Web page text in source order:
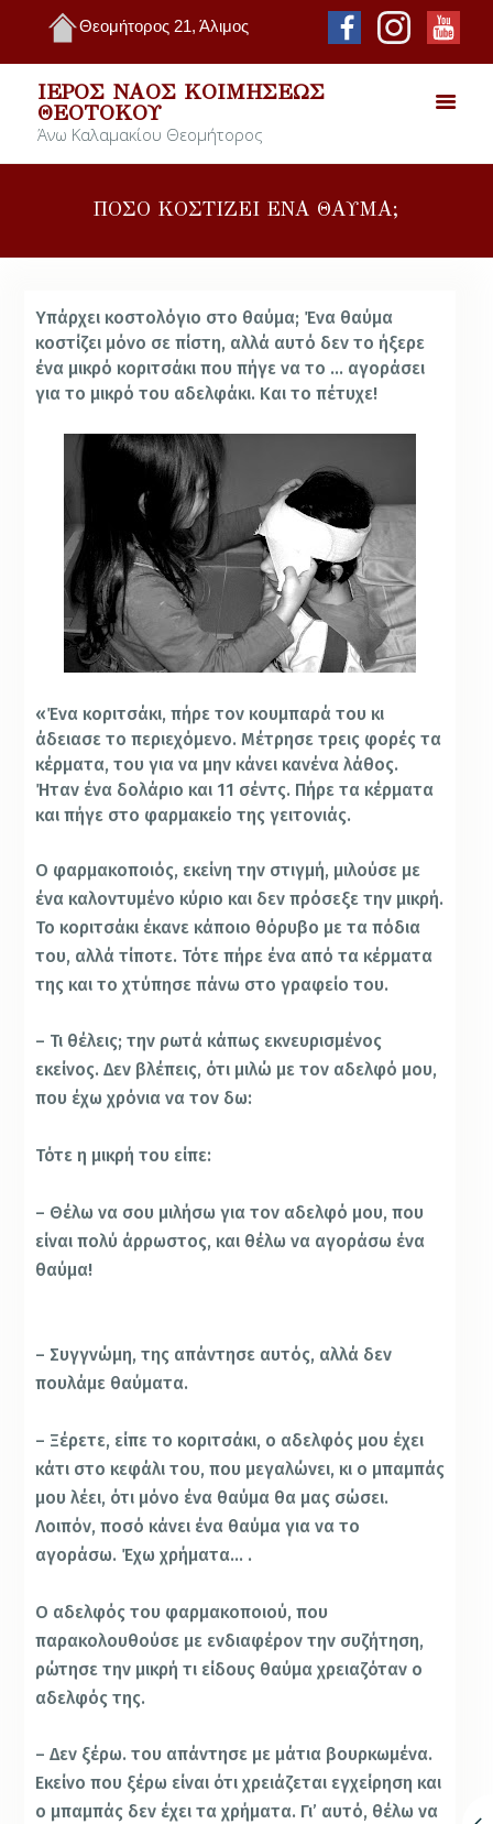
Θεομήτορος 21, Άλιμος
ΙΕΡΌΣ ΝΑΌΣ ΚΟΙΜΉΣΕΩΣ
ΘΕΟΤΌΚΟΥ
Άνω Καλαμακίου Θεομήτορος
ΠΟΣΟ ΚΟΣΤΙΖΕΙ ΕΝΑ ΘΑΥΜΑ;
Υπάρχει κοστολόγιο στο θαύμα; Ένα θαύμα
κοστίζει μόνο σε πίστη, αλλά αυτό δεν το ήξερε
ένα μικρό κοριτσάκι που πήγε να το … αγοράσει
για το μικρό του αδελφάκι. Και το πέτυχε!
«Ένα κοριτσάκι, πήρε τον κουμπαρά του κι
άδειασε το περιεχόμενο. Μέτρησε τρεις φορές τα
κέρματα, του για να μην κάνει κανένα λάθος.
Ήταν ένα δολάριο και 11 σέντς. Πήρε τα κέρματα
και πήγε στο φαρμακείο της γειτονιάς.
Ο φαρμακοποιός, εκείνη την στιγμή, μιλούσε με
ένα καλοντυμένο κύριο και δεν πρόσεξε την μικρή.
Το κοριτσάκι έκανε κάποιο θόρυβο με τα πόδια
του, αλλά τίποτε. Τότε πήρε ένα από τα κέρματα
της και το χτύπησε πάνω στο γραφείο του.
– Τι θέλεις; την ρωτά κάπως εκνευρισμένος
εκείνος. Δεν βλέπεις, ότι μιλώ με τον αδελφό μου,
που έχω χρόνια να τον δω:
Τότε η μικρή του είπε:
– Θέλω να σου μιλήσω για τον αδελφό μου, που
είναι πολύ άρρωστος, και θέλω να αγοράσω ένα
θαύμα!
– Συγγνώμη, της απάντησε αυτός, αλλά δεν
πουλάμε θαύματα.
– Ξέρετε, είπε το κοριτσάκι, ο αδελφός μου έχει
κάτι στο κεφάλι του, που μεγαλώνει, κι ο μπαμπάς
μου λέει, ότι μόνο ένα θαύμα θα μας σώσει.
Λοιπόν, ποσό κάνει ένα θαύμα για να το
αγοράσω. Έχω χρήματα… .
Ο αδελφός του φαρμακοποιού, που
παρακολουθούσε με ενδιαφέρον την συζήτηση,
ρώτησε την μικρή τι είδους θαύμα χρειαζόταν ο
αδελφός της.
– Δεν ξέρω. του απάντησε με μάτια βουρκωμένα.
Εκείνο που ξέρω είναι ότι χρειάζεται εγχείρηση και
ο μπαμπάς δεν έχει τα χρήματα. Γι’ αυτό, θέλω να